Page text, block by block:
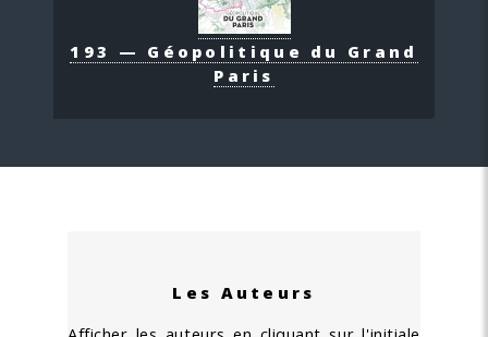
193 — Géopolitique du Grand
Paris
Les Auteurs